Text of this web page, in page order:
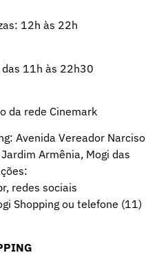
12h às 22h
11h às 22h30
da rede Cinemark
Avenida Vereador Narciso
Armênia, Mogi das
redes sociais
Shopping ou telefone (11)